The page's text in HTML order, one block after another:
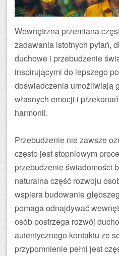
Wewnętrzna przemiana
zadawania istotnych pytań,
duchowe i przebudzenie
inspirującymi do lepszego
doświadczenia umożliwiają
własnych emocji i
harmonii.
Przebudzenie nie zawsze
często jest stopniowym
przebudzenie świadomości
naturalna część rozwoju
wspiera budowanie
pomaga odnajdywać
osób postrzega rozwój
autentycznego kontaktu ze
przypomnienie pełni jest